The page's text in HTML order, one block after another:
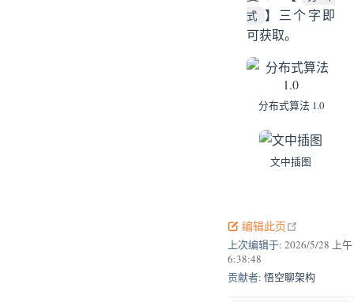
式
】三个字即
可获取。
分布式算法 1.0
文中插图
编辑此页
上次编辑于: 2026/5/28 上午
6:38:48
贡献者: 悟空聊架构